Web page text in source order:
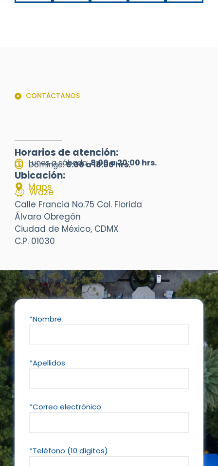
CONTÁCTANOS
Horarios de atención:
Lunes a sábado:8:00 a 20:00 hrs.
Domingo:8:00 a 18:00 hrs.
Ubicación:
Maps
Waze
Calle Francia No.75 Col. Florida
Álvaro Obregón
Ciudad de México, CDMX
C.P. 01030
*Nombre
*Apellidos
*Correo electrónico
*Teléfono (10 dígitos)